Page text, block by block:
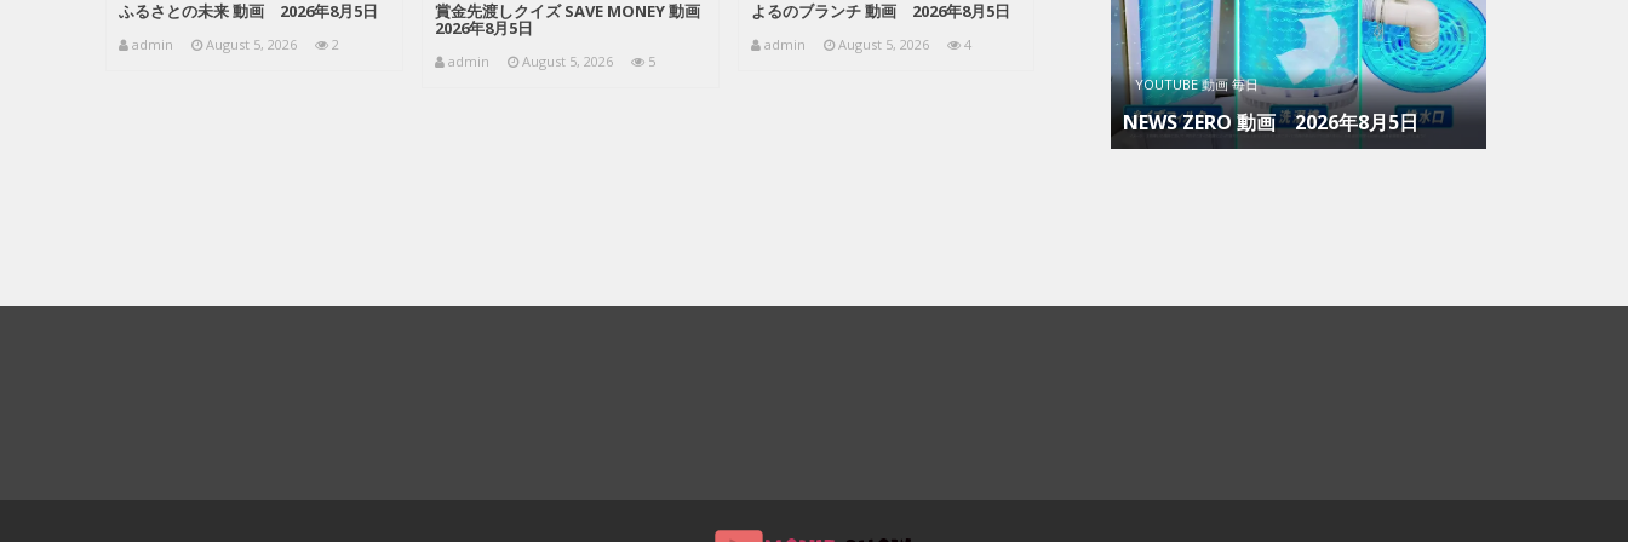
ふるさとの未来 動画 2026年8月5日
admin August 5, 2026 2
賞金先渡しクイズ SAVE MONEY 動画
2026年8月5日
admin August 5, 2026 5
よるのブランチ 動画 2026年8月5日
admin August 5, 2026 4
YOUTUBE 動画 毎日
NEWS ZERO 動画 2026年8月5日